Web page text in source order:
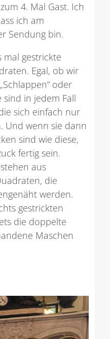
4. Mal Gast. Ich
ich am
Sendung bin.
mal gestrickte
Egal, ob wir
oder
sind in jedem Fall
sich einfach nur
Und wenn sie dann
sind wie diese,
fertig sein.
aus
die
werden.
gestrickten
die doppelte
Maschen